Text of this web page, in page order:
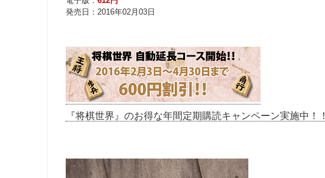
『将棋世界』のお得な年間定期購読キャンペーン実施中！！